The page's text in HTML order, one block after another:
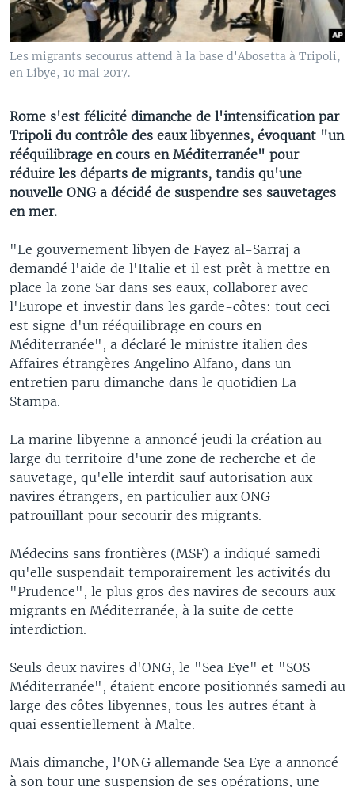
Les migrants secourus attend à la base d'Abosetta à Tripoli,
en Libye, 10 mai 2017.
Rome s'est félicité dimanche de l'intensification par
Tripoli du contrôle des eaux libyennes, évoquant "un
rééquilibrage en cours en Méditerranée" pour
réduire les départs de migrants, tandis qu'une
nouvelle ONG a décidé de suspendre ses sauvetages
en mer.
"Le gouvernement libyen de Fayez al-Sarraj a
demandé l'aide de l'Italie et il est prêt à mettre en
place la zone Sar dans ses eaux, collaborer avec
l'Europe et investir dans les garde-côtes: tout ceci
est signe d'un rééquilibrage en cours en
Méditerranée", a déclaré le ministre italien des
Affaires étrangères Angelino Alfano, dans un
entretien paru dimanche dans le quotidien La
Stampa.
La marine libyenne a annoncé jeudi la création au
large du territoire d'une zone de recherche et de
sauvetage, qu'elle interdit sauf autorisation aux
navires étrangers, en particulier aux ONG
patrouillant pour secourir des migrants.
Médecins sans frontières (MSF) a indiqué samedi
qu'elle suspendait temporairement les activités du
"Prudence", le plus gros des navires de secours aux
migrants en Méditerranée, à la suite de cette
interdiction.
Seuls deux navires d'ONG, le "Sea Eye" et "SOS
Méditerranée", étaient encore positionnés samedi au
large des côtes libyennes, tous les autres étant à
quai essentiellement à Malte.
Mais dimanche, l'ONG allemande Sea Eye a annoncé
à son tour une suspension de ses opérations, une